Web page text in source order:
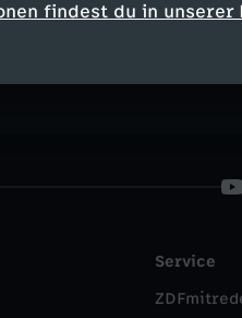
findest du in unserer
Magazin
Service